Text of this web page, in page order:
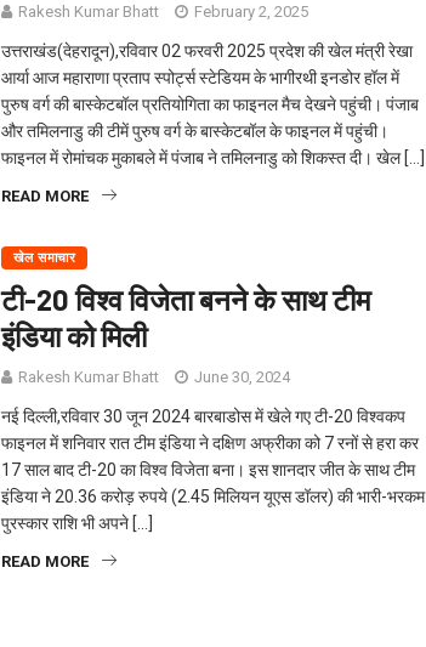
Rakesh Kumar Bhatt February 2, 2025
उत्तराखंड(देहरादून),रविवार 02 फरवरी 2025 प्रदेश की खेल मंत्री रेखा
आर्या आज महाराणा प्रताप स्पोर्ट्स स्टेडियम के भागीरथी इनडोर हॉल में
पुरुष वर्ग की बास्केटबॉल प्रतियोगिता का फाइनल मैच देखने पहुंची। पंजाब
और तमिलनाडु की टीमें पुरुष वर्ग के बास्केटबॉल के फाइनल में पहुंची।
फाइनल में रोमांचक मुकाबले में पंजाब ने तमिलनाडु को शिकस्त दी। खेल […]
READ MORE
खेल समाचार
टी-20 विश्व विजेता बनने के साथ टीम
इंडिया को मिली
Rakesh Kumar Bhatt June 30, 2024
नई दिल्ली,रविवार 30 जून 2024 बारबाडोस में खेले गए टी-20 विश्वकप
फाइनल में शनिवार रात टीम इंडिया ने दक्षिण अफ्रीका को 7 रनों से हरा कर
17 साल बाद टी-20 का विश्व विजेता बना। इस शानदार जीत के साथ टीम
इंडिया ने 20.36 करोड़ रुपये (2.45 मिलियन यूएस डॉलर) की भारी-भरकम
पुरस्कार राशि भी अपने […]
READ MORE